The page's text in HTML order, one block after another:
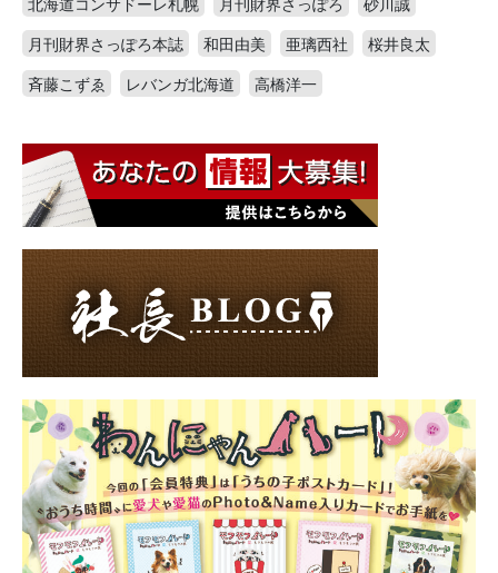
月刊財界さっぽろ本誌
和田由美 亜璃西社
桜井良太
斉藤こずゑ
レバンガ北海道 高橋洋一